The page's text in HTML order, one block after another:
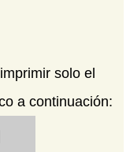
solo el
a continuación: